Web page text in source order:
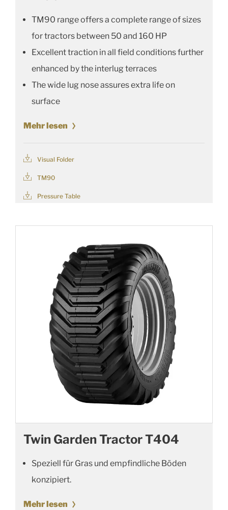
TM90 range offers a complete range of sizes
for tractors between 50 and 160 HP
Excellent traction in all field conditions further
enhanced by the interlug terraces
The wide lug nose assures extra life on
surface
Mehr lesen
Visual Folder
TM90
Pressure Table
Twin Garden Tractor T404
Speziell für Gras und empfindliche Böden
konzipiert.
Mehr lesen